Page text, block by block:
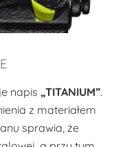
napis „TITANIUM”.
z materiałem
sprawia, że